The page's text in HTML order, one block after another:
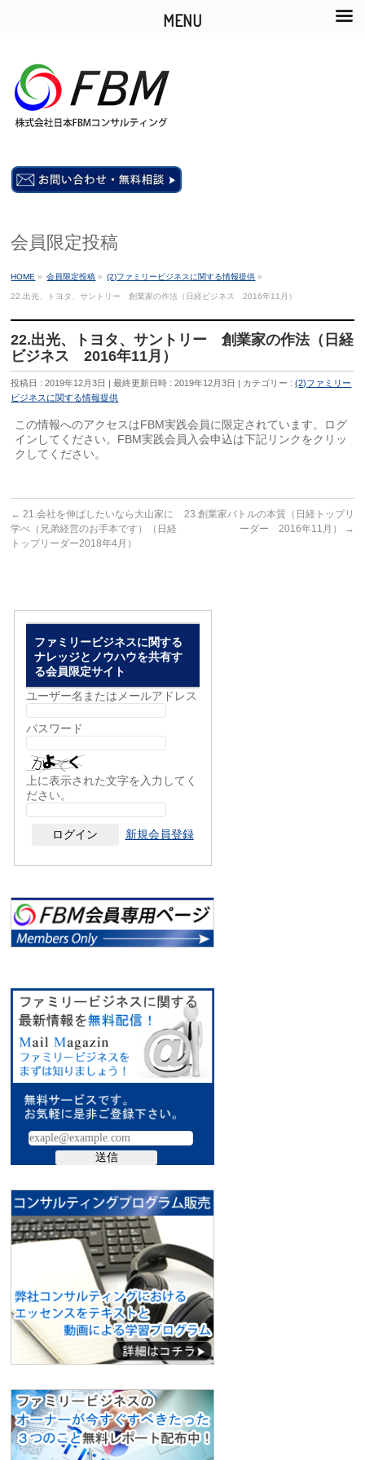
会員限定投稿
HOME » 会員限定投稿 » (2)ファミリービジネスに関する情報提供 »
22.出光、トヨタ、サントリー 創業家の作法（日経ビジネス 2016年11月）
22.出光、トヨタ、サントリー 創業家の作法（日経
ビジネス 2016年11月）
投稿日 : 2019年12月3日 最終更新日時 : 2019年12月3日 カテゴリー :(2)ファミリー
ビジネスに関する情報提供
この情報へのアクセスはFBM実践会員に限定されています。ログ
インしてください。FBM実践会員入会申込は下記リンクをクリッ
クしてください。
← 21.会社を伸ばしたいなら大山家に
学べ（兄弟経営のお手本です）（日経
トップリーダー2018年4月）
23.創業家バトルの本質（日経トップリ
ーダー 2016年11月）
→
ファミリービジネスに関する
ナレッジとノウハウを共有す
る会員限定サイト
ユーザー名またはメールアドレス
パスワード
上に表示された文字を入力してく
ださい。
新規会員登録
MENU